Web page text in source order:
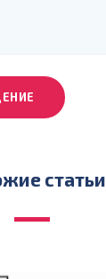
статьи